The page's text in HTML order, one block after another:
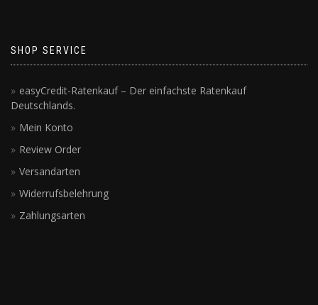
SHOP SERVICE
easyCredit-Ratenkauf – Der einfachste Ratenkauf
Deutschlands.
Mein Konto
Review Order
Versandarten
Widerrufsbelehrung
Zahlungsarten